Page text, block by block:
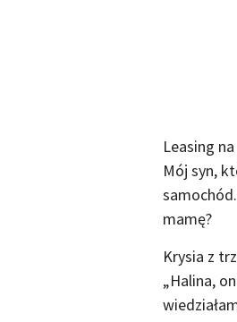
Leasing
Mój syn,
mamę?
Krysia z
„Halina,